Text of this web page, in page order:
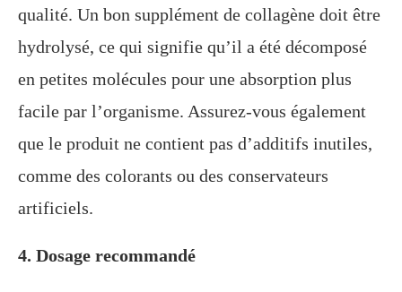
qualité. Un bon supplément de collagène doit être
hydrolysé, ce qui signifie qu’il a été décomposé
en petites molécules pour une absorption plus
facile par l’organisme. Assurez-vous également
que le produit ne contient pas d’additifs inutiles,
comme des colorants ou des conservateurs
artificiels.
4. Dosage recommandé